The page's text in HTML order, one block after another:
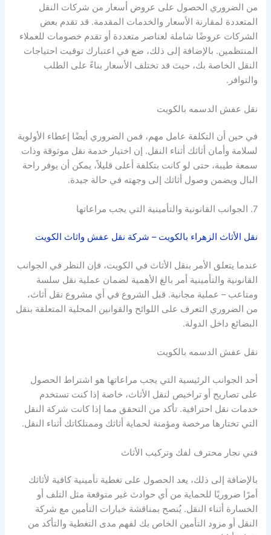
من الضروري الحصول على عروض أسعار من شركات النقل
المتعددة لمقارنة الأسعار والخدمات المقدمة. قد تقدم بعض
الشركات عروضًا شاملة لعناصر متعددة أو تقدم خصومات للعملاء
المنتظمين. بالإضافة إلى ذلك، ضع في اعتبارك توقيت احتياجات
النقل الخاصة بك، حيث قد تختلف الأسعار بناءً على الطلب
والتوافر.
نقل عفش الدسمه بالكويت
في حين أن التكلفة عامل مهم، فمن الضروري أيضًا إعطاء الأولوية
لسلامة وأمان أثاثك أثناء النقل. إن اختيار خدمة نقل موثوقة وذات
سمعة طيبة، حتى لو كانت بتكلفة أعلى قليلاً، يمكن أن يوفر راحة
البال ويضمن وصول أثاثك إلى وجهته في حالة جيدة.
7. الجوانب القانونية والتأمينية التي يجب مراعاتها
نقل الأثاث الزهراء بالكويت – شركة نقل عفش واثاث الكويت
عندما يتعلق الأمر بنقل الأثاث في الكويت، فإن النظر في الجوانب
القانونية والتأمينية أمر بالغ الأهمية لضمان عملية نقل سلسة
ومتاعب – عملية مجانية. قبل الشروع في أي مشروع نقل أثاث،
من الضروري التعرف على اللوائح والقوانين المحلية المتعلقة بنقل
البضائع داخل الدولة.
نقل عفش الدسمه بالكويت
أحد الجوانب الرئيسية التي يجب مراعاتها هو اشتراط الحصول
على تصاريح أو تراخيص لنقل الأثاث، خاصة إذا كنت تستخدم
خدمات نقل احترافية. تأكد من التحقق مما إذا كانت شركة النقل
التي تختارها مرخصة ومؤمنة لحماية أثاثك وممتلكاتك أثناء النقل.
فني نجار محترف لفك وتركيب الأثاث
بالإضافة إلى ذلك، يعد الحصول على تغطية تأمينية كافية لأثاثك
أمرًا ضروريًا للحماية من أي حوادث غير متوقعة مثل التلف أو
الخسارة أثناء النقل. يُنصح بمناقشة خيارات التأمين مع شركة
النقل أو مزود التأمين الخاص بك لفهم مدى التغطية والتأكد من